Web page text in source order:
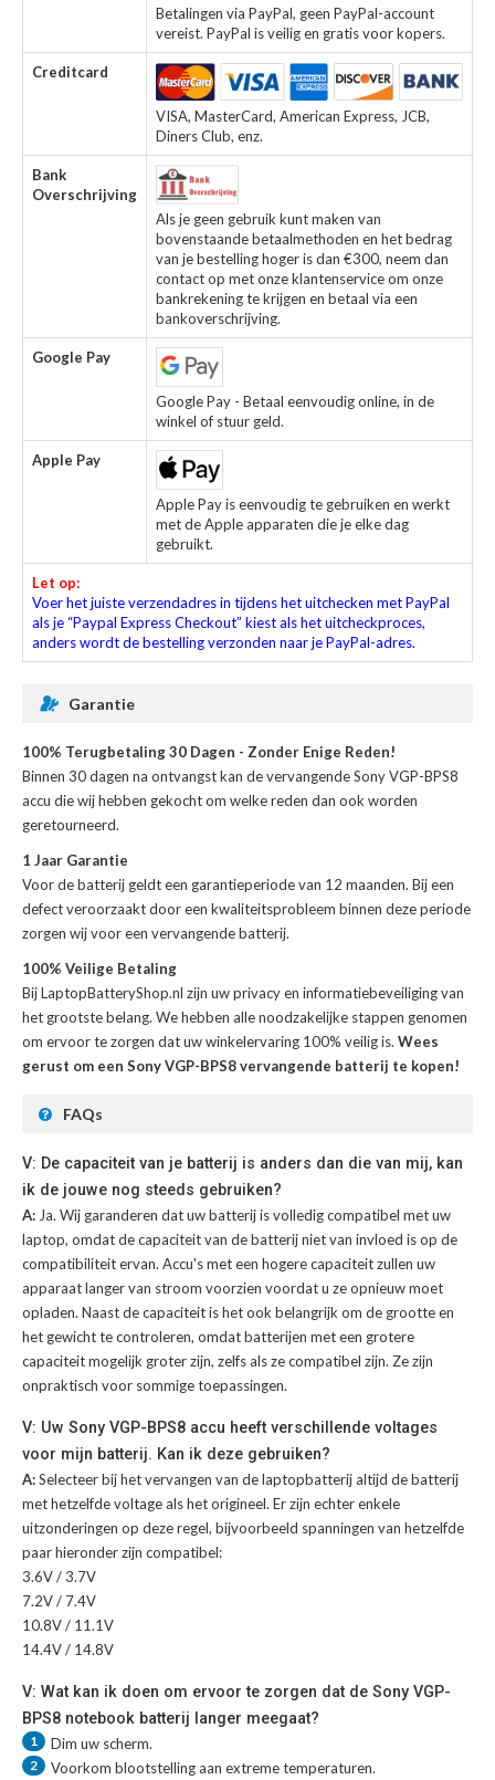
Betalingen via PayPal, geen PayPal-account
vereist. PayPal is veilig en gratis voor kopers.
Creditcard
VISA, MasterCard, American Express, JCB,
Diners Club, enz.
Bank
Overschrijving
Als je geen gebruik kunt maken van
bovenstaande betaalmethoden en het bedrag
van je bestelling hoger is dan €300, neem dan
contact op met onze klantenservice om onze
bankrekening te krijgen en betaal via een
bankoverschrijving.
Google Pay
Google Pay - Betaal eenvoudig online, in de
winkel of stuur geld.
Apple Pay
Apple Pay is eenvoudig te gebruiken en werkt
met de Apple apparaten die je elke dag
gebruikt.
Let op:
Voer het juiste verzendadres in tijdens het uitchecken met PayPal
als je “Paypal Express Checkout” kiest als het uitcheckproces,
anders wordt de bestelling verzonden naar je PayPal-adres.
Garantie
100% Terugbetaling 30 Dagen - Zonder Enige Reden!
Binnen 30 dagen na ontvangst kan devervangende Sony VGP-BPS8
accu die wij hebben gekocht om welke reden dan ook worden
geretourneerd.
1 Jaar Garantie
Voor debatterij geldt een garantieperiode van 12 maanden. Bij een
defect veroorzaakt door een kwaliteitsprobleem binnen deze periode
zorgen wij voor een vervangende batterij.
100% Veilige Betaling
Bij LaptopBatteryShop.nl zijn uw privacy en informatiebeveiliging van
het grootste belang. We hebben alle noodzakelijke stappen genomen
om ervoor te zorgen dat uw winkelervaring 100% veilig is. Wees
gerust om een Sony VGP-BPS8 vervangende batterij te kopen!
FAQs
V: De capaciteit van je batterij is anders dan die van mij, kan
ik de jouwe nog steeds gebruiken?
A: Ja. Wij garanderen dat uw batterij is volledig compatibel met uw
laptop, omdat de capaciteit van de batterij niet van invloed is op de
compatibiliteit ervan. Accu's met een hogere capaciteit zullen uw
apparaat langer van stroom voorzien voordat u ze opnieuw moet
opladen. Naast de capaciteit is het ook belangrijk om de grootte en
het gewicht te controleren, omdat batterijen met een grotere
capaciteit mogelijk groter zijn, zelfs als ze compatibel zijn. Ze zijn
onpraktisch voor sommige toepassingen.
V: Uw Sony VGP-BPS8 accu heeft verschillende voltages
voor mijn batterij. Kan ik deze gebruiken?
A:Selecteer bij het vervangen van de laptopbatterij altijd de batterij
met hetzelfde voltage als het origineel. Er zijn echter enkele
uitzonderingen op deze regel, bijvoorbeeld spanningen van hetzelfde
paar hieronder zijn compatibel:
3.6V / 3.7V
7.2V / 7.4V
10.8V / 11.1V
14.4V / 14.8V
V: Wat kan ik doen om ervoor te zorgen dat de Sony VGP-
BPS8 notebook batterij langer meegaat?
1 Dim uw scherm.
2 Voorkom blootstelling aan extreme temperaturen.